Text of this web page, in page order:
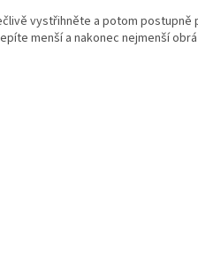
vystřihněte a potom
menší a nakonec nejmenší